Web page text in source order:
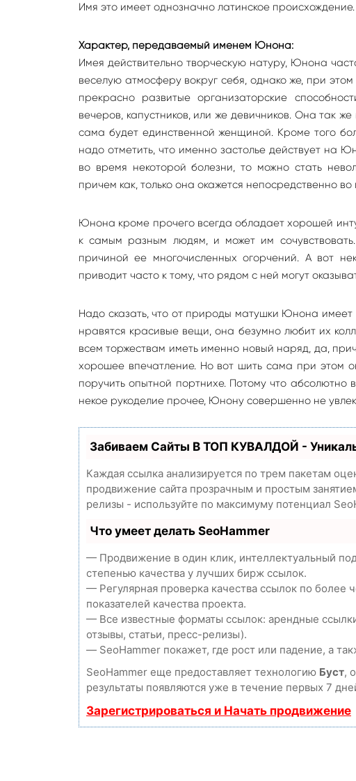
Имя это имеет однозначно латинское происхождение.
Характер, передаваемый именем Юнона:
Имея действительно творческую натуру, Юнона
веселую атмосферу вокруг себя, однако же, при
прекрасно развитые организаторские
вечеров, капустников, или же девичников. Она так
сама будет единственной женщиной. Кроме того
надо отметить, что именно застолье действует на
во время некоторой болезни, то можно стать
причем как, только она окажется непосредственно во
Юнона кроме прочего всегда обладает хорошей
к самым разным людям, и может им
причиной ее многочисленных огорчений. А вот
приводит часто к тому, что рядом с ней могут
Надо сказать, что от природы матушки Юнона имеет
нравятся красивые вещи, она безумно любит их
всем торжествам иметь именно новый наряд, да,
хорошее впечатление. Но вот шить сама при этом
поручить опытной портнихе. Потому что абсолютно
некое рукоделие прочее, Юнону совершенно не
Забиваем Сайты В ТОП КУВАЛДОЙ -
Каждая ссылка анализируется по трем пакетам
продвижение сайта прозрачным и простым
релизы - используйте по максимуму потенциал
Что умеет делать SeoHammer
— Продвижение в один клик, интеллектуальный
степенью качества у лучших бирж ссылок.
— Регулярная проверка качества ссылок по более
показателей качества проекта.
— Все известные форматы ссылок: арендные
отзывы, статьи, пресс-релизы).
— SeoHammer покажет, где рост или падение, а
SeoHammer еще предоставляет технологию Буст,
результаты появляются уже в течение первых 7
Зарегистрироваться и Начать продвижение